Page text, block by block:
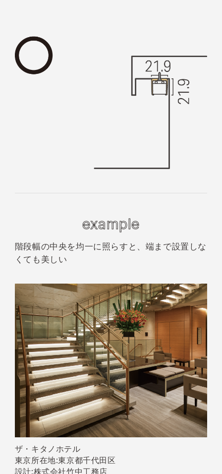
example
階段幅の中央を均一に 照らすと、端まで設置しな
くても美しい
ザ・キタノホテル
東京所在地:東京都千代田区
設計:株式会社竹中工務店